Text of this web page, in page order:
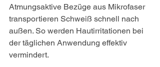
Atmungsaktive Bezüge aus Mikrofaser
transportieren Schweiß schnell nach
außen. So werden Hautirritationen bei
der täglichen Anwendung effektiv
vermindert.